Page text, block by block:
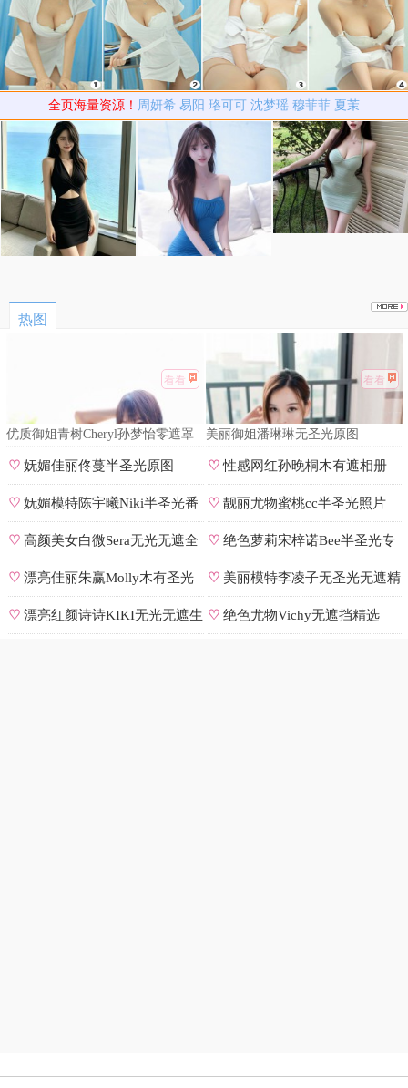
全页海量资源！ 周妍希 易阳 珞可可 沈梦瑶 穆菲菲 夏茉
热图
看看
优质御姐青树Cheryl孙梦怡零遮罩
看看
美丽御姐潘琳琳无圣光原图
♡妩媚佳丽佟蔓半圣光原图 ♡性感网红孙晚桐木有遮相册
♡妩媚模特陈宇曦Niki半圣光番
号
♡ 靓丽尤物蜜桃cc半圣光照片
♡高颜美女白微Sera无光无遮全
集
♡ 绝色萝莉宋梓诺Bee半圣光专
辑
♡漂亮佳丽朱赢Molly木有圣光
原图
♡ 美丽模特李凌子无圣光无遮精
选
♡漂亮红颜诗诗KIKI无光无遮生 ♡ 绝色尤物Vichy无遮挡精选